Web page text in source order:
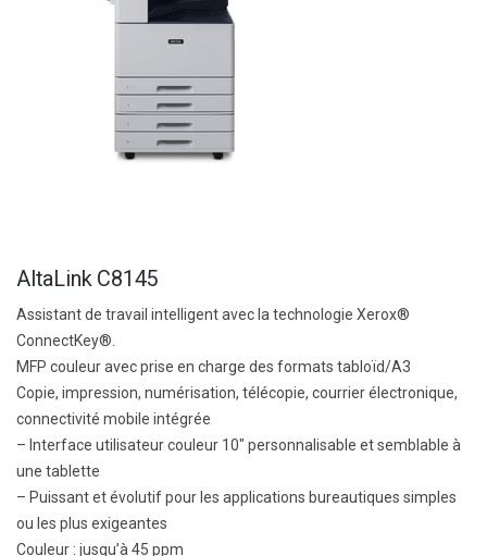
AltaLink C8145
Assistant de travail intelligent avec la technologie Xerox®
ConnectKey®.
MFP couleur avec prise en charge des formats tabloïd/A3
Copie, impression, numérisation, télécopie, courrier électronique,
connectivité mobile intégrée
– Interface utilisateur couleur 10″ personnalisable et semblable à
une tablette
– Puissant et évolutif pour les applications bureautiques simples
ou les plus exigeantes
Couleur : jusqu’à 45 ppm